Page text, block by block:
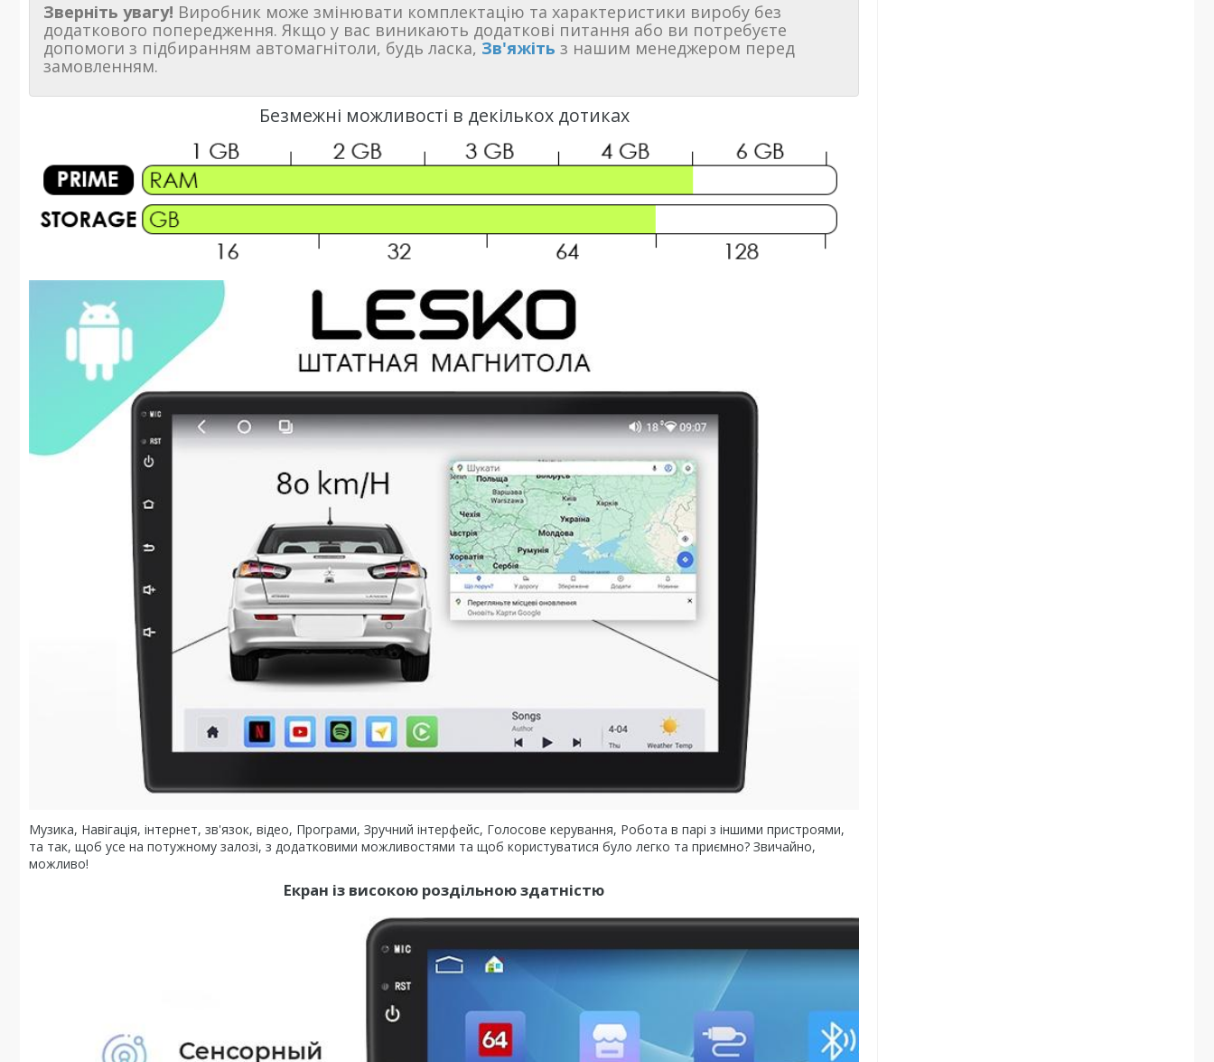
Зверніть увагу! Виробник може змінювати комплектацію та характеристики виробу без
додаткового попередження. Якщо у вас виникають додаткові питання або ви потребуєте
допомоги з підбиранням автомагнітоли, будь ласка, Зв'яжіть з нашим менеджером перед
замовленням.
Безмежні можливості в декількох дотиках
Музика, Навігація, інтернет, зв'язок, відео, Програми, Зручний інтерфейс, Голосове керування, Робота в парі з іншими пристроями,
та так, щоб усе на потужному залозі, з додатковими можливостями та щоб користуватися було легко та приємно? Звичайно,
можливо!
Екран із високою роздільною здатністю